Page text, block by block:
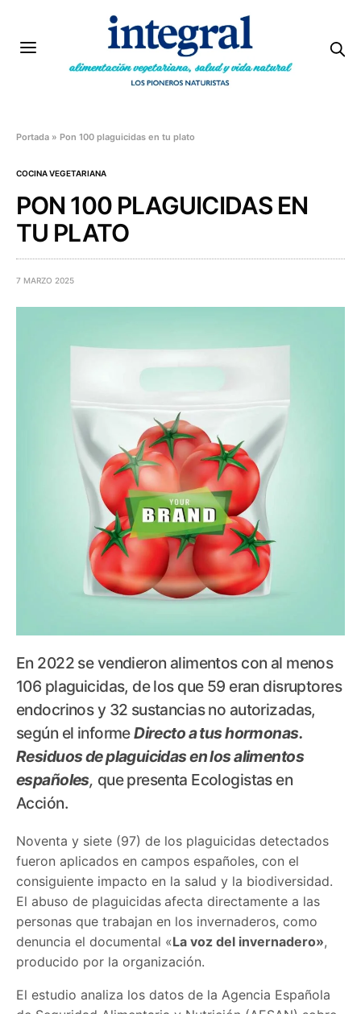
Portada » Pon 100 plaguicidas en tu plato
COCINA VEGETARIANA
PON 100 PLAGUICIDAS EN
TU PLATO
7 MARZO 2025
En 2022 se vendieron alimentos con al menos
106 plaguicidas, de los que 59 eran disruptores
endocrinos y 32 sustancias no autorizadas,
según el informeDirecto a tus hormonas.
Residuos de plaguicidas en los alimentos
españoles, que presenta Ecologistas en
Acción.
Noventa y siete (97) de los plaguicidas detectados
fueron aplicados en campos españoles, con el
consiguiente impacto en la salud y la biodiversidad.
El abuso de plaguicidas afecta directamente a las
personas que trabajan en los invernaderos, como
denuncia el documental «La voz del invernadero»,
producido por la organización.
El estudio analiza los datos de la Agencia Española